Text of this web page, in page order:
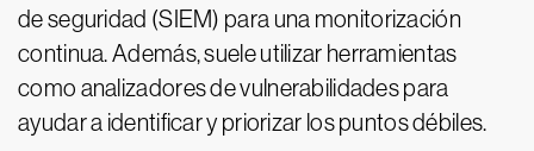
de seguridad (SIEM) para una monitorización
continua. Además, suele utilizar herramientas
como analizadores de vulnerabilidades para
ayudar a identificar y priorizar los puntos débiles.